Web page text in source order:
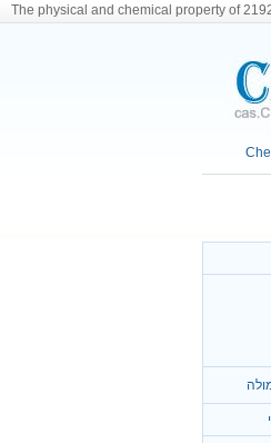
The physical and chemical property of